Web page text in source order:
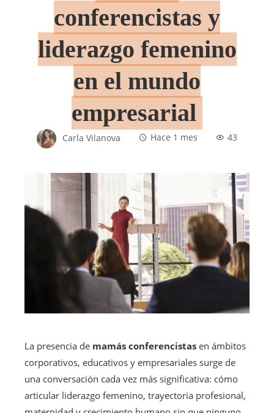
conferencistas y
liderazgo femenino
en el mundo
empresarial
Carla Vilanova Hace 1 mes 43
La presencia de mamás conferencistas en ámbitos
corporativos, educativos y empresariales surge de
una conversación cada vez más significativa: cómo
articular liderazgo femenino, trayectoria profesional,